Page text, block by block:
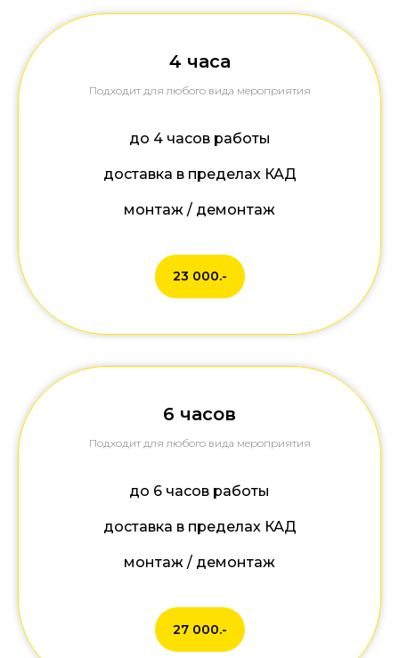
4 часа
Подходит для любого вида мероприятия
до 4 часов работы
доставка в пределах КАД
монтаж / демонтаж
23 000.-
6 часов
Подходит для любого вида мероприятия
до 6 часов работы
доставка в пределах КАД
монтаж / демонтаж
27 000.-